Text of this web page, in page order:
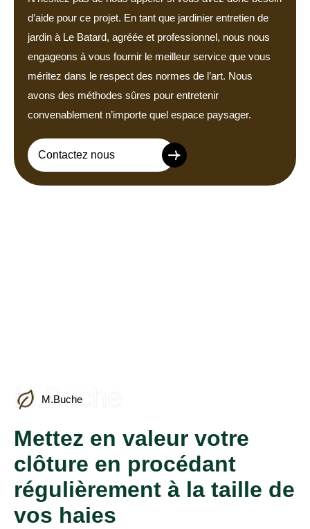
d’aide pour ce projet. En tant que jardinier entretien de
jardin à Le Batard, agréée et professionnel, nous nous
engageons à vous fournir le meilleur service que vous
méritez dans le respect des normes de l’art. Nous
avons des méthodes sûres pour entretenir
convenablement n’importe quel espace paysager.
Contactez nous
M.Buche
M.Buche
Mettez en valeur votre
clôture en procédant
régulièrement à la taille de
vos haies